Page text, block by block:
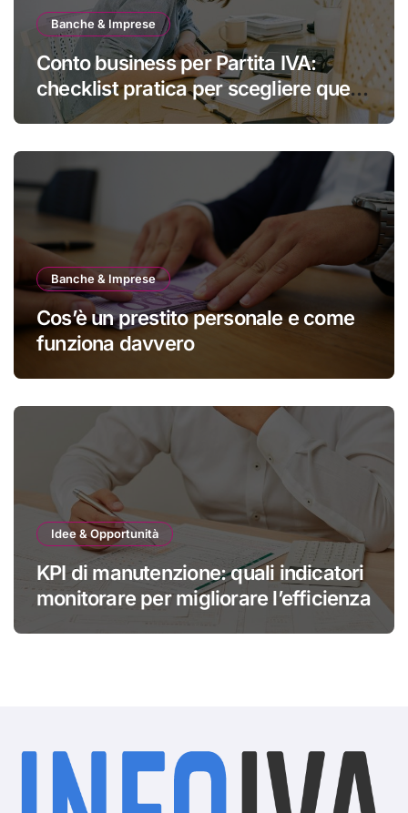
Banche & Imprese
Conto business per Partita IVA:
checklist pratica per scegliere quello
giusto
Banche & Imprese
Cos’è un prestito personale e come
funziona davvero
Idee & Opportunità
KPI di manutenzione: quali indicatori
monitorare per migliorare l’efficienza